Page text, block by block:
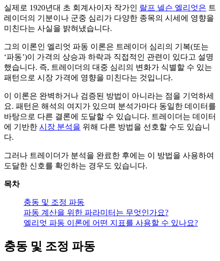
실제로 1920년대 초 회계사이자 작가인 랄프 넬슨 엘리엇은 트
레이더의 기분이나 군중 심리가 다양한 종목의 시세에 영향을
미친다는 사실을 밝혀냈습니다.
그의 이론인 엘리엇 파동 이론은 트레이더 심리의 기복(또는
‘파동’)이 가격의 상승과 하락과 직접적인 관련이 있다고 설명
했습니다. 즉, 트레이더의 대중 심리의 변화가 식별할 수 있는
패턴으로 시장 가격에 영향을 미친다는 것입니다.
이 이론은 완벽하거나 검증된 방법이 아니라는 점을 기억하세
요. 패턴은 해석의 여지가 있으며 분석가마다 동일한 데이터를
바탕으로 다른 결론에 도달할 수 있습니다. 트레이더는 데이터
에 기반한 시장 분석을 위해 다른 방법을 선호할 수도 있습니
다.
그러나 트레이더가 분석을 완료한 후에는 이 방법을 사용하여
도달한 신호를 확인하는 경우도 있습니다.
목차
충동 및 조정 파동
파동 계산을 위한 파라미터는 무엇인가요?
엘리엇 파동 이론에 어떤 지표를 사용할 수 있나요?
충동 및 조정 파동